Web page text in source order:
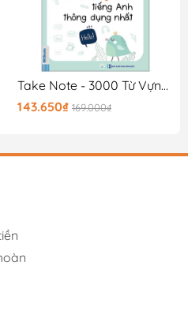
Hồng Đức
Take Note - 3000 Từ Vựng Tiếng Anh Thông Dụng Nhất
143.650₫ 169.000₫